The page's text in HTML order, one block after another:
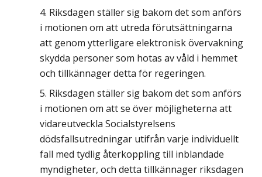
Riksdagen ställer sig bakom det som anförs
i motionen om att utreda förutsättningarna
att genom ytterligare elektronisk övervakning
skydda personer som hotas av våld i hemmet
och tillkännager detta för regeringen.
Riksdagen ställer sig bakom det som anförs
i motionen om att se över möjligheterna att
vidareutveckla Socialstyrelsens
dödsfallsutredningar utifrån varje individuellt
fall med tydlig återkoppling till inblandade
myndigheter, och detta tillkännager riksdagen